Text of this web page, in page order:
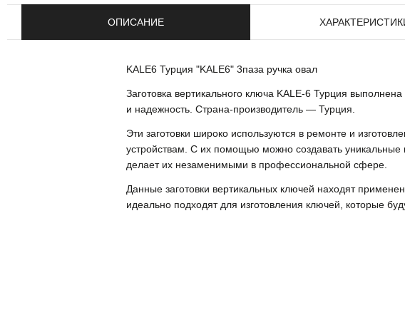
ОПИСАНИЕ
KALE6 Турция "KALE6" 3паза ручка овал
Заготовка вертикального ключа KALE-6 Турция
и надежность. Страна-производитель — Турция.
Эти заготовки широко используются в ремонте и
устройствам. С их помощью можно создавать
делает их незаменимыми в профессиональной сфере.
Данные заготовки вертикальных ключей находят
идеально подходят для изготовления ключей, которые